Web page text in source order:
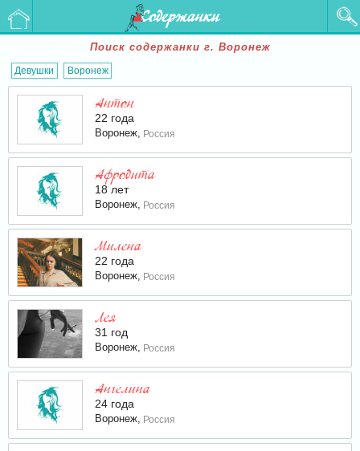
Содержанки
Поиск содержанки г. Воронеж
Девушки Воронеж
Антон
22 года
Воронеж, Россия
Афродита
18 лет
Воронеж, Россия
Милена
22 года
Воронеж, Россия
Лея
31 год
Воронеж, Россия
Ангелина
24 года
Воронеж, Россия